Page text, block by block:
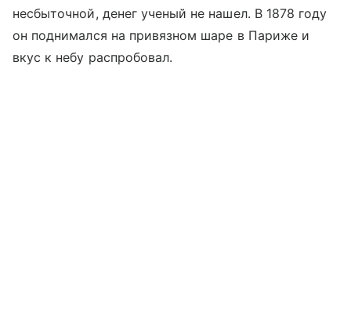
несбыточной, денег ученый не нашел. В 1878 году
он поднимался на привязном шаре в Париже и
вкус к небу распробовал.